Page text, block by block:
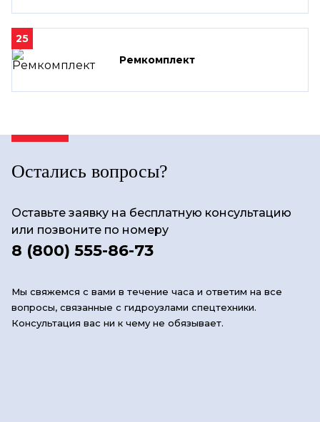
25
Ремкомплект
Остались вопросы?
Оставьте заявку на бесплатную консультацию
или позвоните по номеру
8 (800) 555-86-73
Мы свяжемся с вами в течение часа и ответим на все
вопросы, связанные с гидроузлами спецтехники.
Консультация вас ни к чему не обязывает.